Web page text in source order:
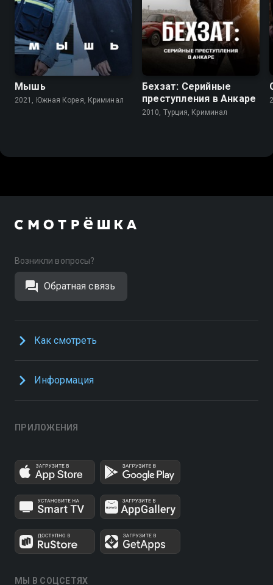
8.4
Мышь
2021, Южная Корея, Криминал
7.2
Бехзат: Серийные
преступления в Анкаре
2010, Турция, Криминал
Возникли вопросы?
Обратная связь
Как смотреть
Информация
ПРИЛОЖЕНИЯ
МЫ В СОЦСЕТЯХ